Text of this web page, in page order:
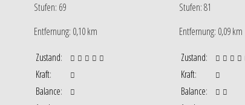
Stufen: 69
Entfernung: 0,10 km
Zustand:
Kraft:
Balance:
Stufen: 81
Entfernung: 0,09 km
Zustand:
Kraft:
Balance: